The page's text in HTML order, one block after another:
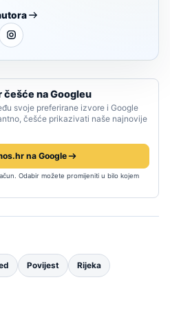
češće na Googleu
svoje preferirane izvore i Google
češće prikazivati naše najnovije
na Google
Odabir možete promijeniti u bilo kojem
Povijest Rijeka